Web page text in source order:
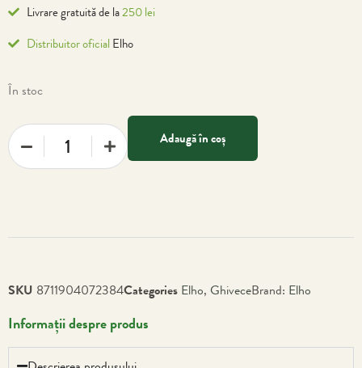
Livrare gratuită de la250 lei
Distribuitor oficial Elho
În stoc
Adaugă în coș
SKU 8711904072384Categories Elho, GhiveceBrand: Elho
Informații despre produs